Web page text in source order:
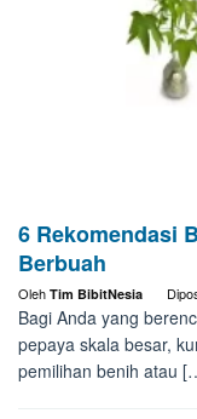
6 Rekomendasi
Berbuah
Oleh Tim BibitNesia
Bagi Anda yang
pepaya skala besar,
pemilihan benih atau